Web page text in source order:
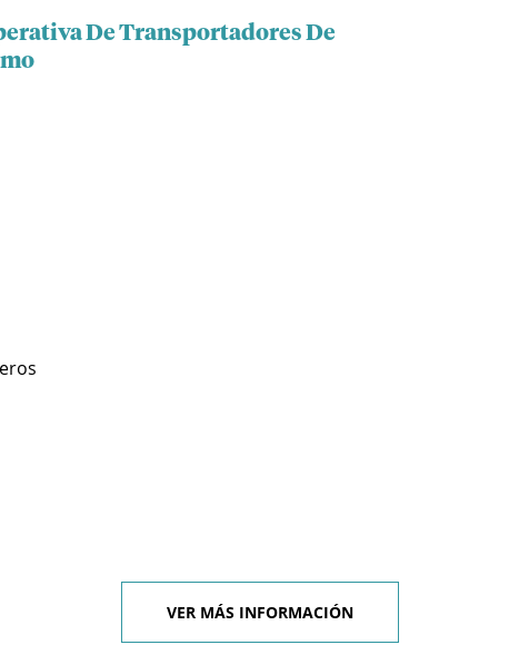
De Transportadores De
VER MÁS INFORMACIÓN